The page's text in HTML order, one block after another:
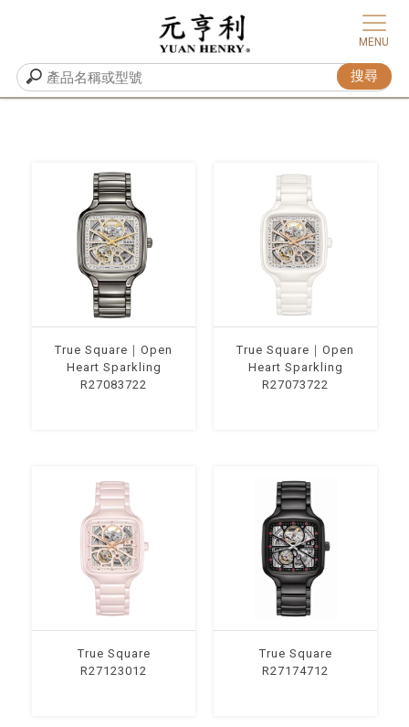
True Square｜Open
Heart Sparkling
R27083722
True Square｜Open
Heart Sparkling
R27073722
True Square
R27123012
True Square
R27174712